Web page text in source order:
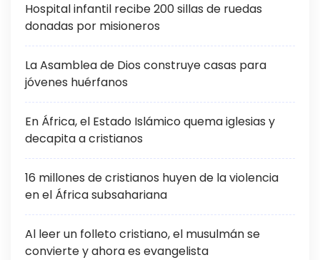
Hospital infantil recibe 200 sillas de ruedas
donadas por misioneros
La Asamblea de Dios construye casas para
jóvenes huérfanos
En África, el Estado Islámico quema iglesias y
decapita a cristianos
16 millones de cristianos huyen de la violencia
en el África subsahariana
Al leer un folleto cristiano, el musulmán se
convierte y ahora es evangelista